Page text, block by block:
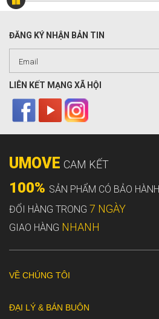
ĐĂNG KÝ NHẬN BẢN TIN
LIÊN KẾT MẠNG XÃ HỘI
UMOVE CAM KẾT
100% SẢN PHẨM CÓ BẢO HÀNH
ĐỔI HÀNG TRONG 7 NGÀY
GIAO HÀNG NHANH
VỀ CHÚNG TÔI
ĐẠI LÝ & BÁN BUÔN